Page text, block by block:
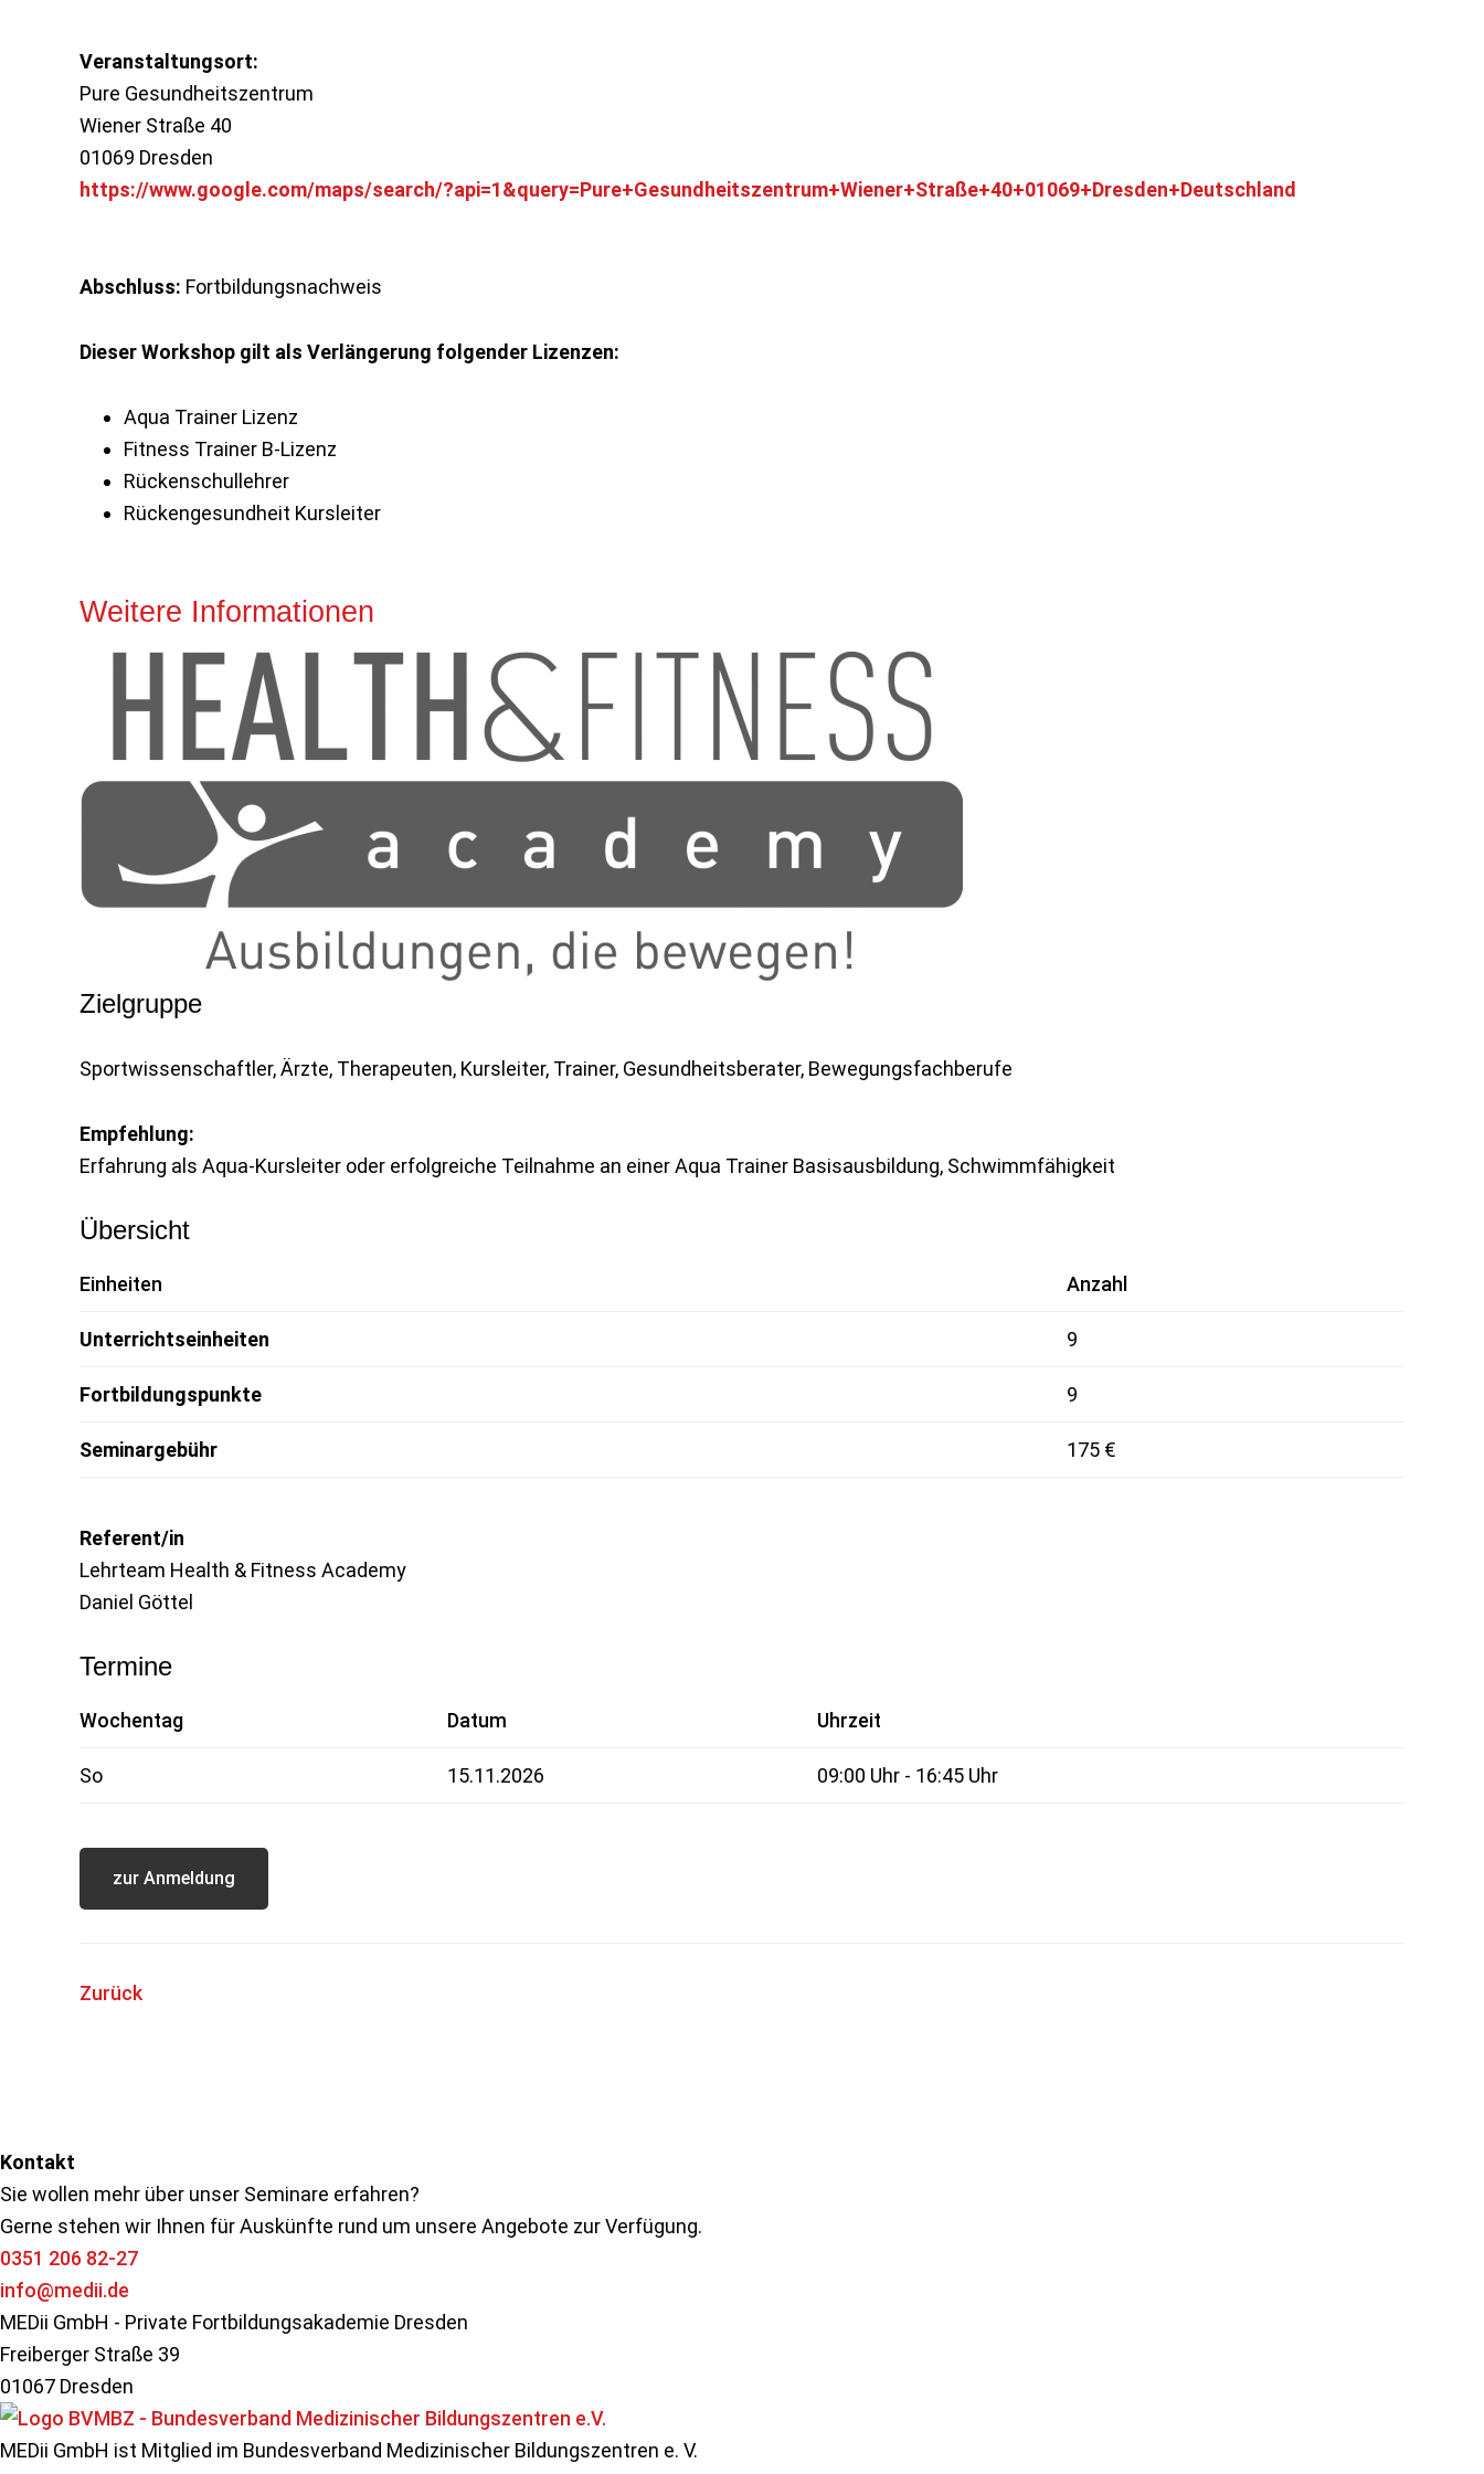
Veranstaltungsort:
Pure Gesundheitszentrum
Wiener Straße 40
01069 Dresden
https://www.google.com/maps/search/?api=1&query=Pure+Gesundheitszentrum+Wiener+Straße+40+01069+Dresden+Deutschland
Abschluss: Fortbildungsnachweis
Dieser Workshop gilt als Verlängerung folgender Lizenzen:
Aqua Trainer Lizenz
Fitness Trainer B-Lizenz
Rückenschullehrer
Rückengesundheit Kursleiter
Weitere Informationen
Zielgruppe
Sportwissenschaftler, Ärzte, Therapeuten, Kursleiter, Trainer, Gesundheitsberater, Bewegungsfachberufe
Empfehlung:
Erfahrung als Aqua-Kursleiter oder erfolgreiche Teilnahme an einer Aqua Trainer Basisausbildung, Schwimmfähigkeit
Übersicht
Einheiten Anzahl
Unterrichtseinheiten 9
Fortbildungspunkte 9
Seminargebühr 175 €
Referent/in
Lehrteam Health & Fitness Academy
Daniel Göttel
Termine
Wochentag Datum Uhrzeit
So 15.11.2026 09:00 Uhr - 16:45 Uhr
zur Anmeldung
Zurück
Kontakt
Sie wollen mehr über unser Seminare erfahren?
Gerne stehen wir Ihnen für Auskünfte rund um unsere Angebote zur Verfügung.
0351 206 82-27
info@medii.de
MEDii GmbH - Private Fortbildungsakademie Dresden
Freiberger Straße 39
01067 Dresden
MEDii GmbH ist Mitglied im Bundesverband Medizinischer Bildungszentren e. V.